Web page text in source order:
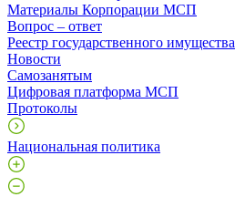
Материалы Корпорации МСП
Вопрос – ответ
Реестр государственного имущества
Новости
Самозанятым
Цифровая платформа МСП
Протоколы
Национальная политика